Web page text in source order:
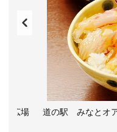
フェ・タンポポ（入
グッズも充実。
愛媛県松山市
入館料／大人800円
開館時間／10:00～
休館日／毎週火曜日
年始及び保守点検日
広場 道の駅 みなとオ